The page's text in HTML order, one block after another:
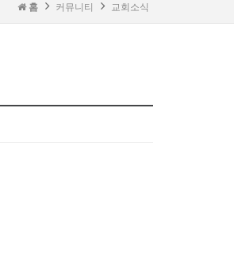
홈 커뮤니티 교회소식